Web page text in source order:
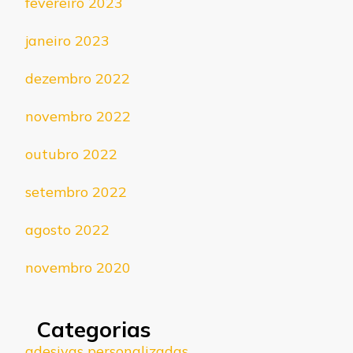
janeiro 2023
dezembro 2022
novembro 2022
outubro 2022
setembro 2022
agosto 2022
novembro 2020
Categorias